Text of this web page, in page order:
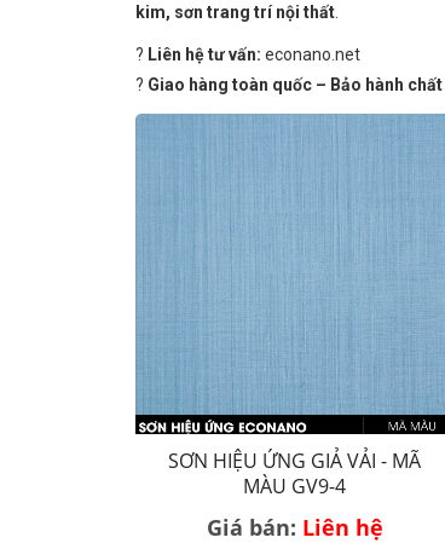
kim, sơn trang trí nội thất
? Liên hệ tư vấn: econano.net
? Giao hàng toàn quốc – Bảo hành
SƠN HIỆU ỨNG GIẢ VẢI - MÃ
MÀU GV9-4
Giá bán: Liên hệ